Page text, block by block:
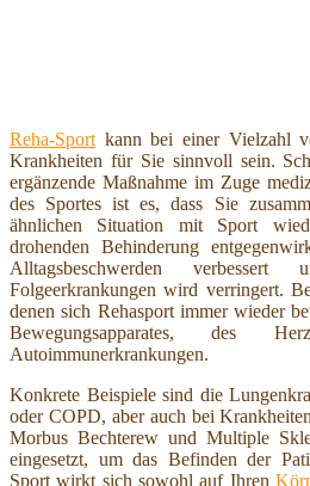
Reha-Sport kann bei einer Vielzahl
Krankheiten für Sie sinnvoll sein.
ergänzende Maßnahme im Zuge
des Sportes ist es, dass Sie
ähnlichen Situation mit Sport
drohenden Behinderung
Alltagsbeschwerden
Folgeerkrankungen wird verringert.
denen sich Rehasport immer wieder
Bewegungsapparates, des
Autoimmunerkrankungen.
Konkrete Beispiele sind die
oder COPD, aber auch bei
Morbus Bechterew und Multiple
eingesetzt, um das Befinden der
Sport wirkt sich sowohl auf Ihren